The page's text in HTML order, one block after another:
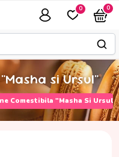
0 0
si Ursul"
Comestibila "Masha Si Ursul"